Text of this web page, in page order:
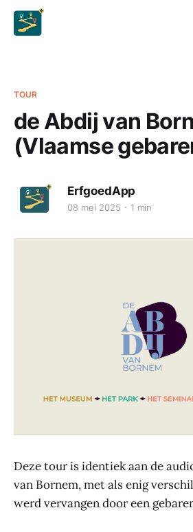
TOUR
de Abdij van
(Vlaamse
ErfgoedApp
08 mei 2025 1 min
Deze tour is identiek aan de
van Bornem, met als enig
werd vervangen door een